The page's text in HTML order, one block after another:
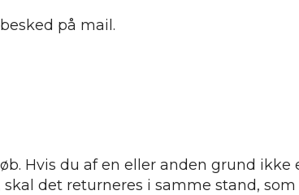
på mail.
Hvis du af en eller anden grund
det returneres i samme stand,